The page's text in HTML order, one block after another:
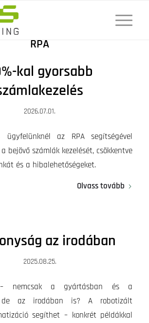
RPA
kal gyorsabb
2026.07.01.
ügyfelünknél az RPA segítségével
bejövő számlák kezelését, csökkentve
és a hibalehetőségeket.
Olvass tovább
az irodában
2025.08.25.
– nemcsak a gyártásban és a
de az irodában is? A robotizált
segíthet – konkrét példákkal